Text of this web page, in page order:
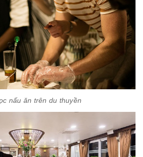
nấu ăn trên du thuyền